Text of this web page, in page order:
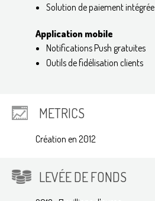
Solution de paiement intégrée
Application mobile
Notifications Push gratuites
Outils de fidélisation clients
METRICS
Création en 2012
LEVÉE DE FONDS